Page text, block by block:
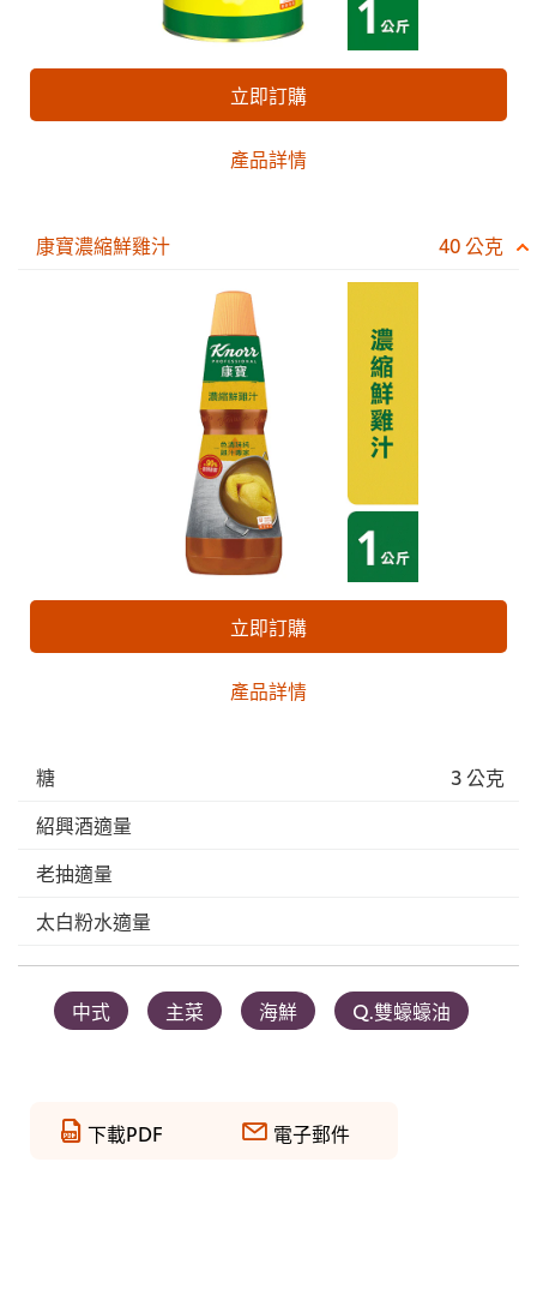
立即訂購
產品詳情
康寶濃縮鮮雞汁 40 公克
立即訂購
產品詳情
糖
3 公克
紹興酒適量
老抽適量
太白粉水適量
中式 主菜 海鮮 Q.雙蠔蠔油
下載PDF 電子郵件